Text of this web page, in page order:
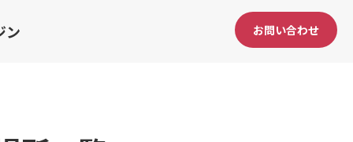
ン お問い合わせ